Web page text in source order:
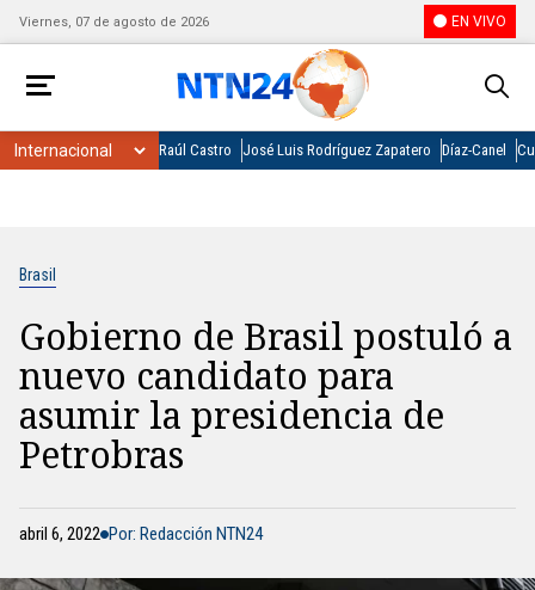
Viernes, 07 de agosto de 2026 EN VIVO
Raúl Castro José Luis Rodríguez Zapatero Díaz-Canel
Brasil
Gobierno de Brasil postuló a
nuevo candidato para
asumir la presidencia de
Petrobras
abril 6, 2022 Por: Redacción NTN24